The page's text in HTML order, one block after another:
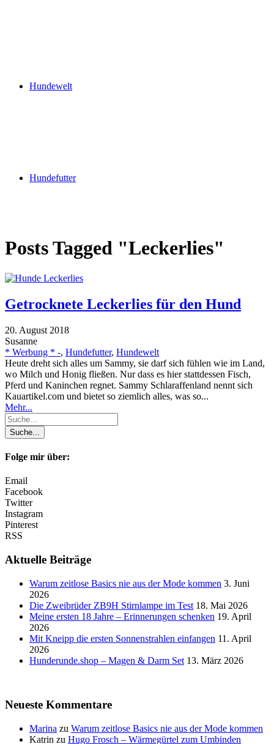
Hundewelt
Hundefutter
Posts Tagged "Leckerlies"
Getrocknete Leckerlies für den Hund
20. August 2018
Susanne
* Werbung * -, Hundefutter, Hundewelt
Heute dreht sich alles um Sammy, sie darf sich fühlen wie im Land,
wo Milch und Honig fließen. Nur dass es hier stattdessen Fisch,
Pferd und Kaninchen regnet. Sammy Schlaraffenland nennt sich
Kauartikel.com und bietet so ziemlich alles, was so...
Mehr...
Folge mir über:
Email
Facebook
Twitter
Instagram
Pinterest
RSS
Aktuelle Beiträge
Warum zeitlose Basics nie aus der Mode kommen 3. Juni
2026
Die Zweibrüder ZB9H Stirnlampe im Test 18. Mai 2026
Meine ersten 18 Jahre – Erinnerungen schenken 19. April
2026
Mit Kneipp die ersten Sonnenstrahlen einfangen 11. April
2026
Hunderunde.shop – Magen & Darm Set 13. März 2026
Neueste Kommentare
Marina zu Warum zeitlose Basics nie aus der Mode kommen
Katrin zu Hugo Frosch – Wärmegürtel zum Umbinden